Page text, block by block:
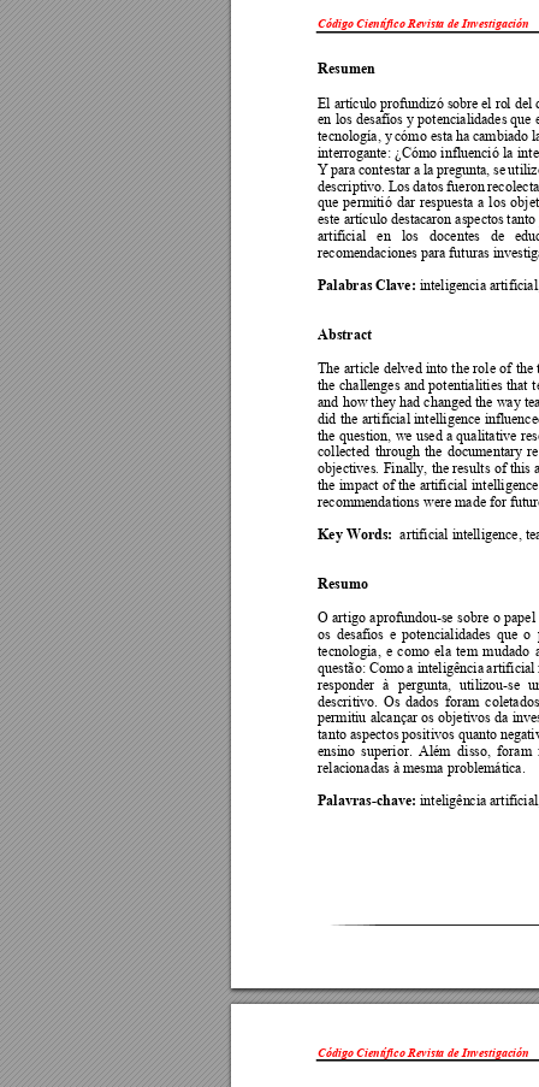
Código Científico Revista de Investigación
Resumen
El artículo profundizó sobre el rol del
en los desafíos y potencialidades que
tecnología, y cómo esta ha cambiado
interrogante: ¿Cómo influenció la
Y para contestar a la pregunta, se
descriptivo. Los datos fueron rec
que permitió dar respuesta a los
este artículo destacaron aspectos tanto
artificial
en los docentes de
recomendaciones para futuras
Palabras Clave: inteligencia
Abstract
The article delved into the role of the
the challenges and potentialities that
and how they had changed the way t
did the artificial intelligence
the question, we used a qualitative
collected through the documentary
objectives. Finally, the results of this
the impact of the artificial intelligen
recommendations were made for
Key Words: artificial intelligence,
Resumo
O artigo aprofundou-se sobre o papel
os desafios e potencialidades que o
tecnologia, e como ela tem mudado
questão: Como a inteligência artificial
responder à pergunta, utilizou-se
descritivo.
Os dados foram
permitiu alcançar os objetivos da
tanto aspectos positivos quanto negat
ensino superior. Além disso, foram
relacionadas à mesma problemática
Palavras-chave: inteligência
Código Científico Revista de Investigación